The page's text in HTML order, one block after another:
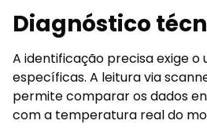
Diagnóstico
A identificação precisa exige
específicas. A leitura via
permite comparar os dados
com a temperatura real do